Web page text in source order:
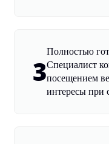
3
Полностью
Специалист
посещением
интересы при